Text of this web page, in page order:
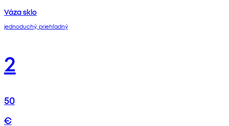
Váza sklo
jednoduchý, priehľadný
2
50
€